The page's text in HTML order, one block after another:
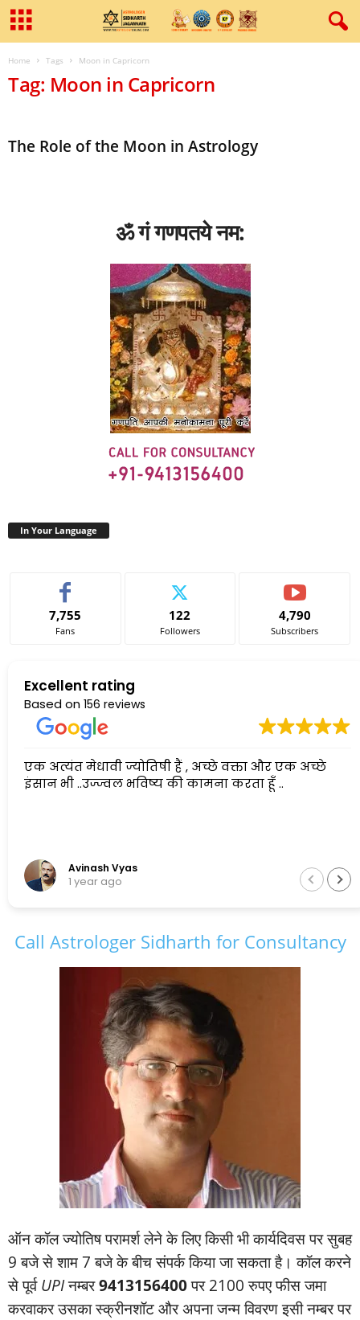
Home Tags Moon in Capricorn
Tag: Moon in Capricorn
The Role of the Moon in Astrology
ॐ गं गणपतये नम:
In Your Language
7,755
Fans
122
Followers
4,790
Subscribers
Excellent rating
Based on 156 reviews
एक अत्यंत मेधावी ज्योतिषी हैं , अच्छे वक्ता और एक अच्छे
इंसान भी ..उज्ज्वल भविष्य की कामना करता हूँ ..
Avinash Vyas
1 year ago
Call Astrologer Sidharth for Consultancy
ऑन कॉल ज्‍योतिष परामर्श लेने के लिए किसी भी कार्यदिवस पर सुबह
9 बजे से शाम 7 बजे के बीच संपर्क किया जा सकता है। कॉल करने
से पूर्वUPIनम्‍बर9413156400पर 2100 रुपए फीस जमा
करवाकर उसका स्‍क्रीनशॉट और अपना जन्‍म विवरण इसी नम्‍बर पर